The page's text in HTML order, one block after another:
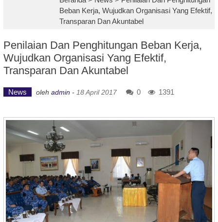
Beban Kerja, Wujudkan Organisasi Yang Efektif,
Transparan Dan Akuntabel
Penilaian Dan Penghitungan Beban Kerja,
Wujudkan Organisasi Yang Efektif,
Transparan Dan Akuntabel
News oleh admin - 18 April 2017 0 1391